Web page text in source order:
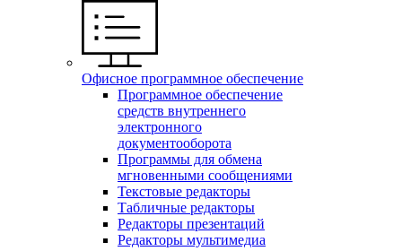
Офисное программное обеспечение
Программное обеспечение
средств внутреннего
электронного
документооборота
Программы для обмена
мгновенными сообщениями
Текстовые редакторы
Табличные редакторы
Редакторы презентаций
Редакторы мультимедиа